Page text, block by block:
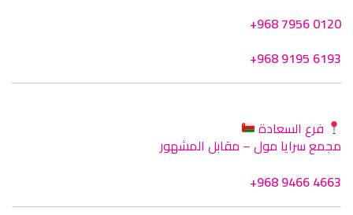
+968 7956 0120
+968 9195 6193
فرع السعادة
مجمع سرايا مول – مقابل المشهور
+968 9466 4663